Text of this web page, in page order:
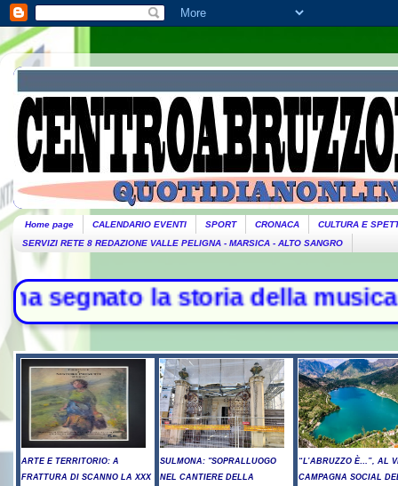
Home page CALENDARIO EVENTI SPORT CRONACA
CULTURA E
SERVIZI RETE 8 REDAZIONE VALLE PELIGNA - MARSICA - ALTO SANGRO
storia della musica -
ARTE E TERRITORIO: A
FRATTURA DI SCANNO LA XXX
SULMONA: "SOPRALLUOGO
NEL CANTIERE DELLA
“L’ABRUZZO È…”, AL
CAMPAGNA SOCIAL